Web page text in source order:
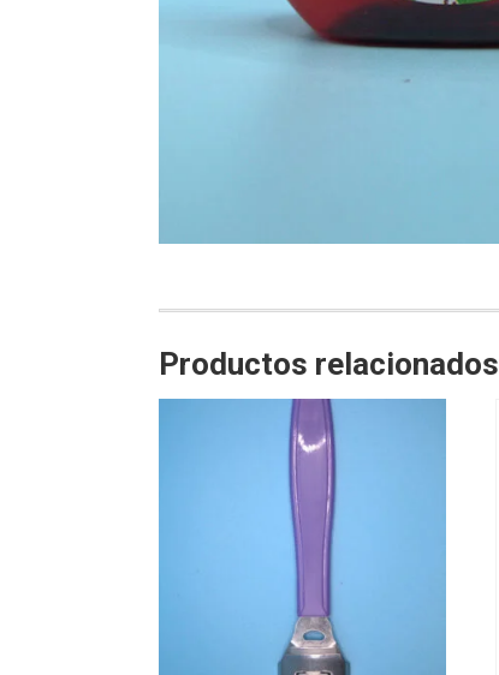
Productos relacionados